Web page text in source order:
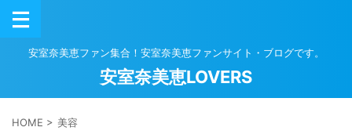
安室奈美恵ファン集合！安室奈美恵ファンサイト・ブログです。
安室奈美恵LOVERS
HOME > 美容